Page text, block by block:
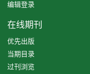
编辑登录
在线期刊
优先出版
当期目录
过刊浏览